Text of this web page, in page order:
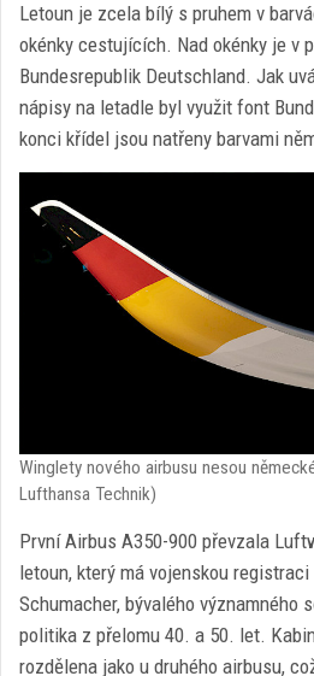
Letoun je zcela bílý s pruhem v
okénky cestujících. Nad okénky je v
Bundesrepublik Deutschland. Jak
nápisy na letadle byl využit font
konci křídel jsou natřeny barvami
Winglety nového airbusu nesou
Lufthansa Technik)
První Airbus A350-900 převzala
letoun, který má vojenskou
Schumacher, bývalého významného
politika z přelomu 40. a 50. let.
rozdělena jako u druhého airbusu,